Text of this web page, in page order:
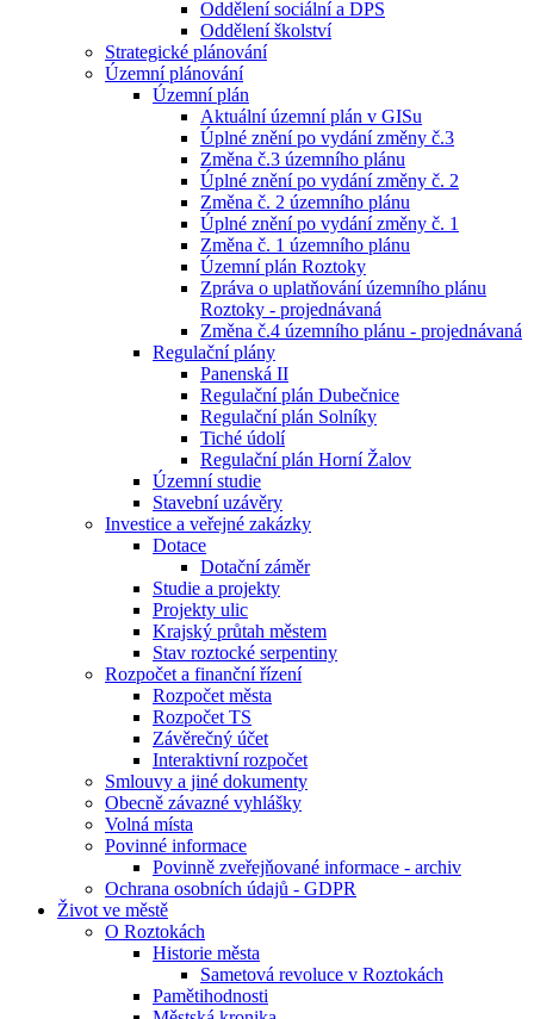
Oddělení sociální a DPS
Oddělení školství
Strategické plánování
Územní plánování
Územní plán
Aktuální územní plán v GISu
Úplné znění po vydání změny č.3
Změna č.3 územního plánu
Úplné znění po vydání změny č. 2
Změna č. 2 územního plánu
Úplné znění po vydání změny č. 1
Změna č. 1 územního plánu
Územní plán Roztoky
Zpráva o uplatňování územního plánu
Roztoky - projednávaná
Změna č.4 územního plánu - projednávaná
Regulační plány
Panenská II
Regulační plán Dubečnice
Regulační plán Solníky
Tiché údolí
Regulační plán Horní Žalov
Územní studie
Stavební uzávěry
Investice a veřejné zakázky
Dotace
Dotační záměr
Studie a projekty
Projekty ulic
Krajský průtah městem
Stav roztocké serpentiny
Rozpočet a finanční řízení
Rozpočet města
Rozpočet TS
Závěrečný účet
Interaktivní rozpočet
Smlouvy a jiné dokumenty
Obecně závazné vyhlášky
Volná místa
Povinné informace
Povinně zveřejňované informace - archiv
Ochrana osobních údajů - GDPR
Život ve městě
O Roztokách
Historie města
Sametová revoluce v Roztokách
Pamětihodnosti